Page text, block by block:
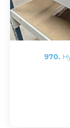
970.